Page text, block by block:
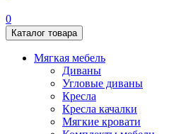
0
Каталог товара
Мягкая мебель
Диваны
Угловые диваны
Кресла
Кресла качалки
Мягкие кровати